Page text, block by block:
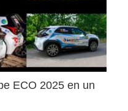
ECO 2025 en un